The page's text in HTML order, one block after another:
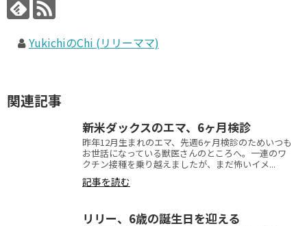
YukichiのChi (リリーママ)
関連記事
新米ダックスのエマ、6ヶ月検診
昨年12月生まれのエマ、先週6ヶ月検診のためいつも
お世話になっている獣医さんのところへ。一連のワ
クチン接種を乗り越えましたが、まだ怖いイメ...
記事を読む
リリー、6歳の誕生日を迎える